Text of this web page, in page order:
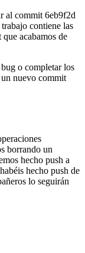
al commit 6eb9f2d
contiene las
acabamos de
o completar los
nuevo commit
borrando un
hecho push a
hecho push de
lo seguirán